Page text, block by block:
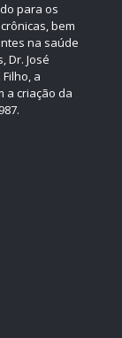
para os
bem
na saúde
Dr. José
a
a criação da